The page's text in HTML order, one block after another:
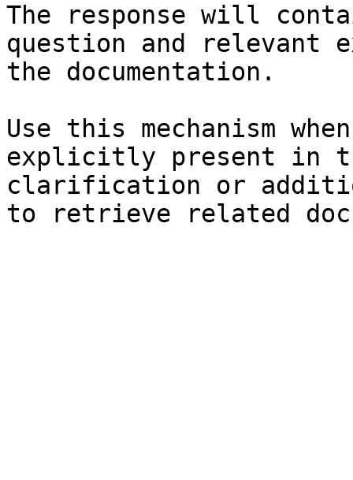
The response will
question and relevant
the documentation.
Use this mechanism
explicitly present in
clarification or